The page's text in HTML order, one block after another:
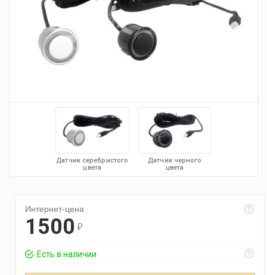
Датчик серебристого
цвета
Датчик черного
цвета
Интернет-цена
1500 r
Есть в наличии